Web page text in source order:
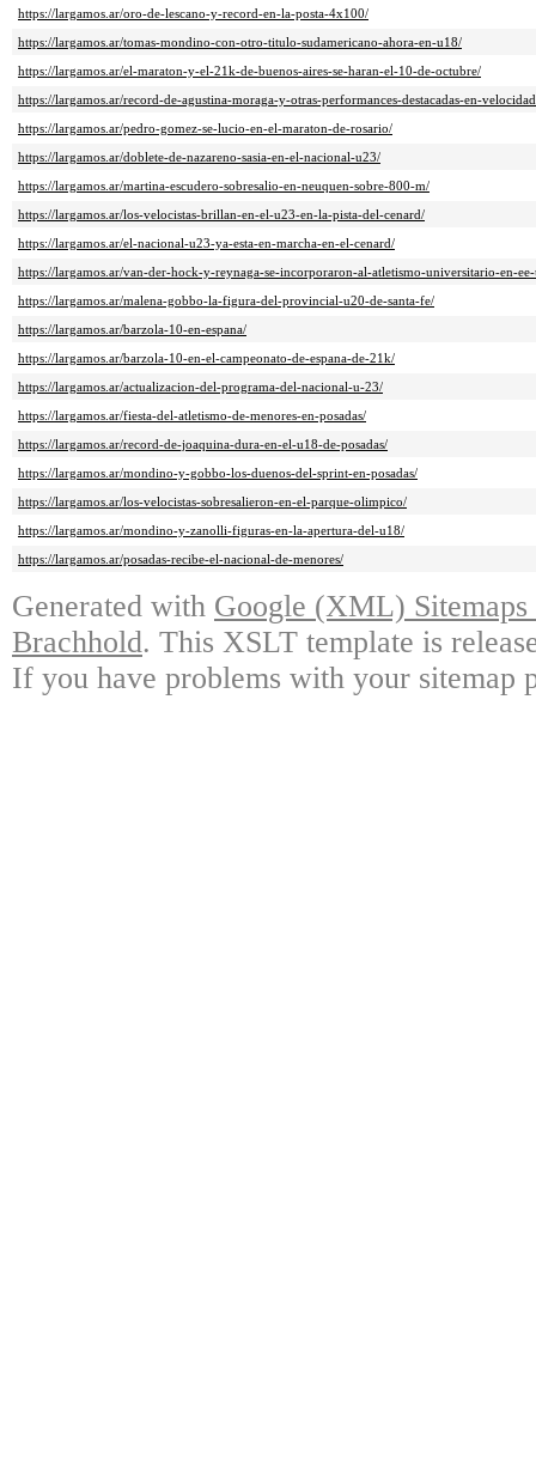
https://largamos.ar/oro-de-lescano-y-record-en-la-posta-4x100/
https://largamos.ar/tomas-mondino-con-otro-titulo-sudamericano-ahora-en-u18/
https://largamos.ar/el-maraton-y-el-21k-de-buenos-aires-se-haran-el-10-de-octubre/
https://largamos.ar/record-de-agustina-moraga-y-otras-performances-destacadas-en-
https://largamos.ar/pedro-gomez-se-lucio-en-el-maraton-de-rosario/
https://largamos.ar/doblete-de-nazareno-sasia-en-el-nacional-u23/
https://largamos.ar/martina-escudero-sobresalio-en-neuquen-sobre-800-m/
https://largamos.ar/los-velocistas-brillan-en-el-u23-en-la-pista-del-cenard/
https://largamos.ar/el-nacional-u23-ya-esta-en-marcha-en-el-cenard/
https://largamos.ar/van-der-hock-y-reynaga-se-incorporaron-al-atletismo-universitario-en-
https://largamos.ar/malena-gobbo-la-figura-del-provincial-u20-de-santa-fe/
https://largamos.ar/barzola-10-en-espana/
https://largamos.ar/barzola-10-en-el-campeonato-de-espana-de-21k/
https://largamos.ar/actualizacion-del-programa-del-nacional-u-23/
https://largamos.ar/fiesta-del-atletismo-de-menores-en-posadas/
https://largamos.ar/record-de-joaquina-dura-en-el-u18-de-posadas/
https://largamos.ar/mondino-y-gobbo-los-duenos-del-sprint-en-posadas/
https://largamos.ar/los-velocistas-sobresalieron-en-el-parque-olimpico/
https://largamos.ar/mondino-y-zanolli-figuras-en-la-apertura-del-u18/
https://largamos.ar/posadas-recibe-el-nacional-de-menores/
Generated with Google (XML)
Brachhold. This XSLT template is
If you have problems with your sitemap